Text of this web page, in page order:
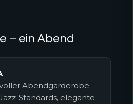
– ein Abend
Abendgarderobe.
Standards, elegante